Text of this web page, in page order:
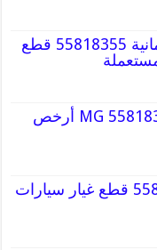
قطع غيار سيارات المانية 55818355 قطع
قطع غيار أم جي MG 55818355 أرخص
قطع غيار كيا 55818355 قطع غيار سيارات